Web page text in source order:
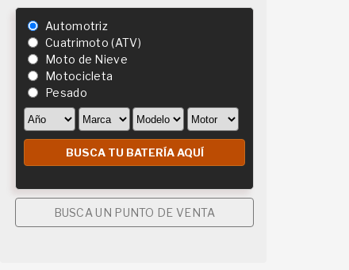
Automotriz
Cuatrimoto (ATV)
Moto de Nieve
Motocicleta
Pesado
BUSCA UN PUNTO DE VENTA